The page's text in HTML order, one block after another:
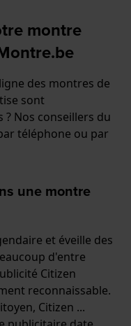
montre
des montres de
sont
Nos conseillers du
téléphone ou par
une montre
et éveille des
d'entre
Citizen
reconnaissable.
Citizen ...